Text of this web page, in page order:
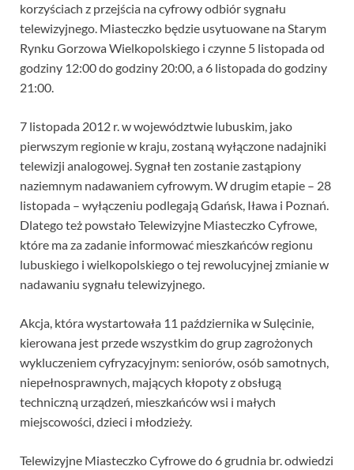
korzyściach z przejścia na cyfrowy odbiór sygnału
telewizyjnego. Miasteczko będzie usytuowane na Starym
Rynku Gorzowa Wielkopolskiego i czynne 5 listopada od
godziny 12:00 do godziny 20:00, a 6 listopada do godziny
21:00.
7 listopada 2012 r. w województwie lubuskim, jako
pierwszym regionie w kraju, zostaną wyłączone nadajniki
telewizji analogowej. Sygnał ten zostanie zastąpiony
naziemnym nadawaniem cyfrowym. W drugim etapie – 28
listopada – wyłączeniu podlegają Gdańsk, Iława i Poznań.
Dlatego też powstało Telewizyjne Miasteczko Cyfrowe,
które ma za zadanie informować mieszkańców regionu
lubuskiego i wielkopolskiego o tej rewolucyjnej zmianie w
nadawaniu sygnału telewizyjnego.
Akcja, która wystartowała 11 października w Sulęcinie,
kierowana jest przede wszystkim do grup zagrożonych
wykluczeniem cyfryzacyjnym: seniorów, osób samotnych,
niepełnosprawnych, mających kłopoty z obsługą
techniczną urządzeń, mieszkańców wsi i małych
miejscowości, dzieci i młodzieży.
Telewizyjne Miasteczko Cyfrowe do 6 grudnia br. odwiedzi